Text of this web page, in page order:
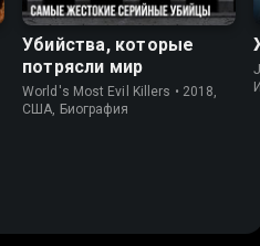
Убийства, которые
потрясли мир
World's Most Evil Killers • 2018,
США, Биография